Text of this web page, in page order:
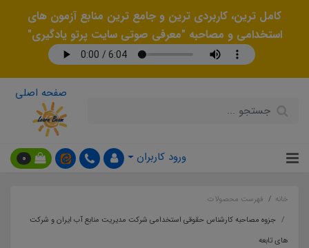
کامل ترین، کاربردی ترین و جامع ترین منابع آزمون های
استخدامی و مصاحبه "معرفی صوتی سایت پرتو یادگیری"
صفحه اصلی
ورود کاربران 0
خانه
فهرست محصولات
جزوه مصاحبه کارشناس حقوقی استخدامی شرکت مدیریت منابع آب ایران و شرکت
های تابعه